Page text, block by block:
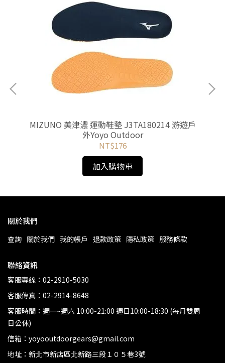
MIZUNO 美津濃 運動鞋墊 J3TA180214 游遊戶
外Yoyo Outdoor
NT$176
加入購物車
關於我們
查詢 關於我們 我的帳戶 退款政策 隱私政策 服務條款
聯絡資訊
客服專線：02-2910-5030
客服傳真：02-2914-8648
客服時間：週一~週六 10:00-21:00 週日10:00-18:30 (每月雙周
日公休)
信箱：yoyooutdoorgears@gmail.com
地址：新北市新店區北新路三段１０５巷3號